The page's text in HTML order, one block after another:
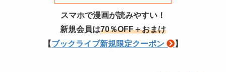
スマホで漫画が読みやすい！
新規会員は70％OFF＋おまけ
【ブックライブ新規限定クーポン 】